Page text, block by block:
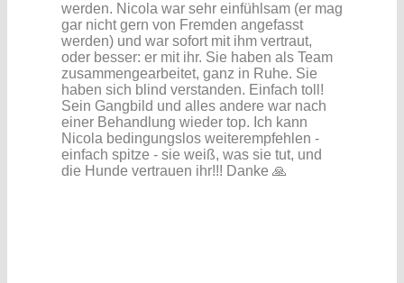
werden. Nicola war sehr einfühlsam (er mag
gar nicht gern von Fremden angefasst
werden) und war sofort mit ihm vertraut,
oder besser: er mit ihr. Sie haben als Team
zusammengearbeitet, ganz in Ruhe. Sie
haben sich blind verstanden. Einfach toll!
Sein Gangbild und alles andere war nach
einer Behandlung wieder top. Ich kann
Nicola bedingungslos weiterempfehlen -
einfach spitze - sie weiß, was sie tut, und
die Hunde vertrauen ihr!!! Danke 🙏